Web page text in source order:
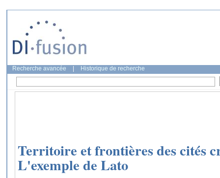
Recherche avancée Historique de recherche
Territoire et frontières des cités
L'exemple de Lato